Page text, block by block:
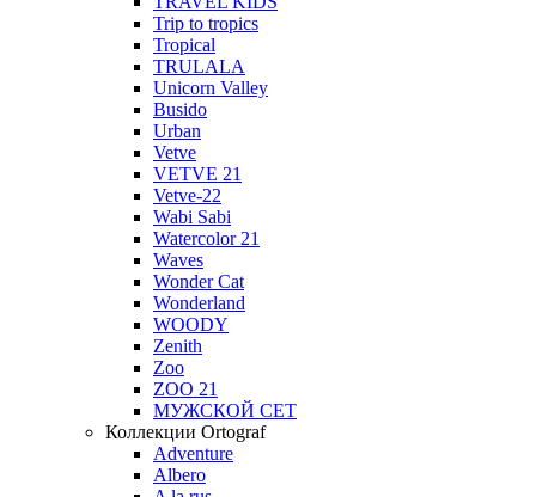
Trip to tropics
Tropical
TRULALA
Unicorn Valley
Busido
Urban
Vetve
VETVE 21
Vetve-22
Wabi Sabi
Watercolor 21
Waves
Wonder Cat
Wonderland
WOODY
Zenith
Zoo
ZOO 21
МУЖСКОЙ СЕТ
Коллекции Ortograf
Adventure
Albero